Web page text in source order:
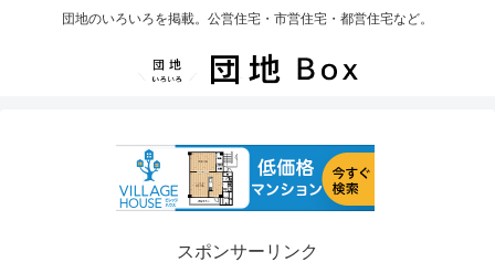
団地のいろいろを掲載。公営住宅・市営住宅・都営住宅など。
スポンサーリンク